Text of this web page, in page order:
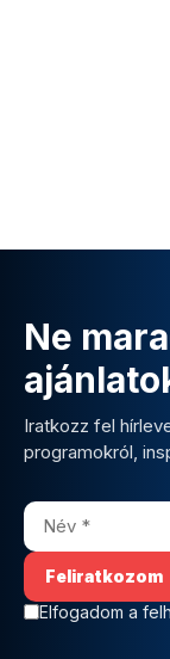
Ne
Iratkozz fel
programokról,
Elfogadom a